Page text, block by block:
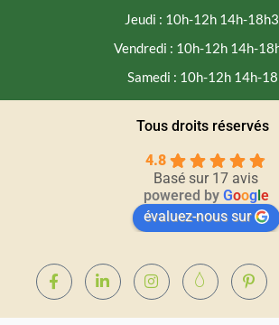
Jeudi : 10h-12h 14h-
Vendredi : 10h-12h 14h-
Samedi : 10h-12h 14h-
Tous droits réservés
4.8
Basé sur 17 avis
powered by Google
évaluez-nous sur